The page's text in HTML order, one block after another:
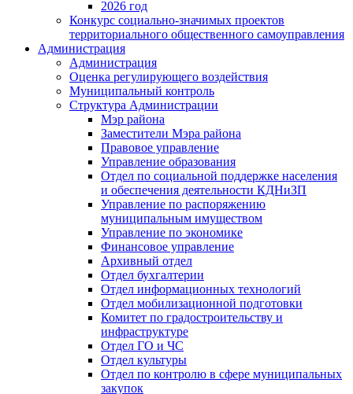
2026 год
Конкурс социально-значимых проектов
территориального общественного самоуправления
Администрация
Администрация
Оценка регулирующего воздействия
Муниципальный контроль
Структура Администрации
Мэр района
Заместители Мэра района
Правовое управление
Управление образования
Отдел по социальной поддержке населения
и обеспечения деятельности КДНиЗП
Управление по распоряжению
муниципальным имуществом
Управление по экономике
Финансовое управление
Архивный отдел
Отдел бухгалтерии
Отдел информационных технологий
Отдел мобилизационной подготовки
Комитет по градостроительству и
инфраструктуре
Отдел ГО и ЧС
Отдел культуры
Отдел по контролю в сфере муниципальных
закупок